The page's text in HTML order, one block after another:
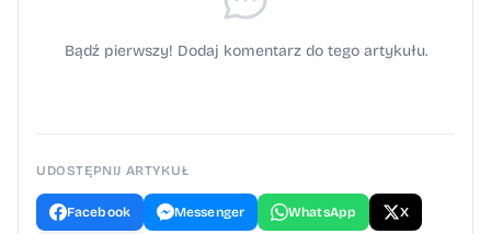
Bądź pierwszy! Dodaj komentarz do tego artykułu.
UDOSTĘPNIJ ARTYKUŁ
Facebook Messenger WhatsApp X